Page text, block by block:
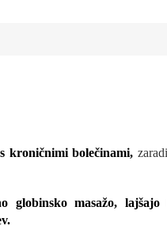
kroničnimi bolečinami,
globinsko masažo, lajšajo